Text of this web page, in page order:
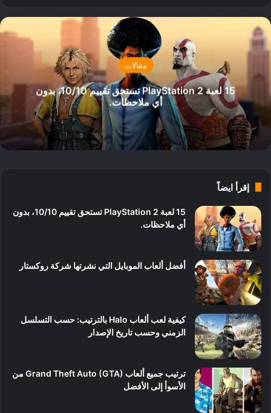
مقالات
15 لعبة PlayStation 2 تستحق تقييم 10/10، بدون
أي ملاحظات.
إقرأ ايضاً
15 لعبة PlayStation 2 تستحق تقييم 10/10، بدون
أي ملاحظات.
أفضل ألعاب الموبايل التي نشرتها شركة روكستار
كيفية لعب ألعاب Halo بالترتيب: حسب التسلسل
الزمني وحسب تاريخ الإصدار
ترتيب جميع ألعاب Grand Theft Auto (GTA) من
الأسوأ إلى الأفضل